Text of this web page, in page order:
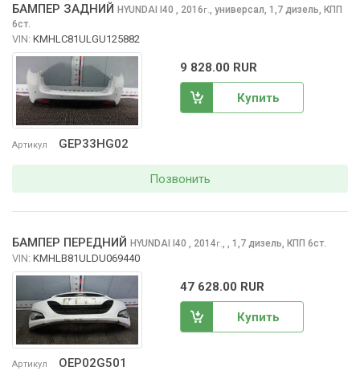
Артикул GEP33HG02
БАМПЕР ЗАДНИЙ HYUNDAI I40 , 2016г. универсал, 1,7 дизель, КПП
6ст.
VIN: KMHLC81ULGU125882
9 828.00 RUR
Купить
Позвонить
Артикул OEP02G501
БАМПЕР ПЕРЕДНИЙ HYUNDAI I40 , 2014г. , 1,7 дизель, КПП 6ст.
VIN: KMHLB81ULDU069440
47 628.00 RUR
Купить